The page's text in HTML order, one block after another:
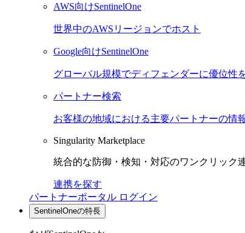
AWS向けSentinelOne
世界中のAWSリージョンでホスト
Google向けSentinelOne
グローバル規模でディフェンダーに優位性
パートナー検索
お客様の地域における主要パートナーの情
Singularity Marketplace
統合的な防御・検知・対応のワンクリック
連携を探す
パートナーポータル ログイン
SentinelOneの特長